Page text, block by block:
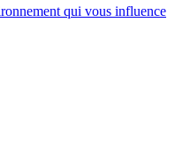
qui vous influence